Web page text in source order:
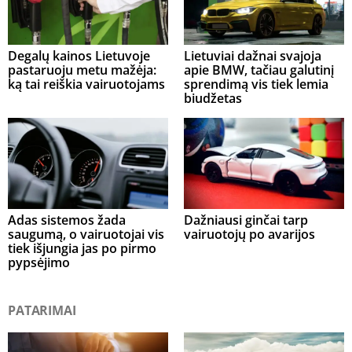
Degalų kainos Lietuvoje
pastaruoju metu mažėja:
ką tai reiškia vairuotojams
Lietuviai dažnai svajoja
apie BMW, tačiau galutinį
sprendimą vis tiek lemia
biudžetas
Adas sistemos žada
saugumą, o vairuotojai vis
tiek išjungia jas po pirmo
pypsėjimo
Dažniausi ginčai tarp
vairuotojų po avarijos
PATARIMAI